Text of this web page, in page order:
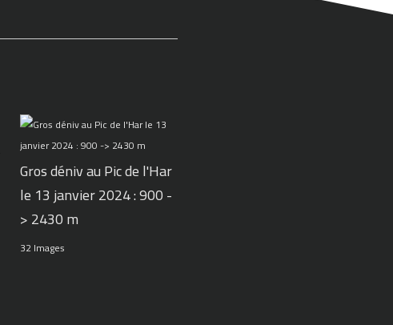
Gros déniv au Pic de l'Har
le 13 janvier 2024 : 900 -
> 2430 m
32 Images